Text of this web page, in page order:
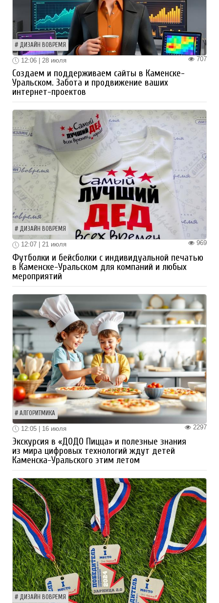
ДИЗАЙН ВОВРЕМЯ
707
12:06 | 28 июля
Создаем и поддерживаем сайты в Каменске-
Уральском. Забота и продвижение ваших
интернет-проектов
ДИЗАЙН ВОВРЕМЯ
969
12:07 | 21 июля
Футболки и бейсболки с индивидуальной печатью
в Каменске-Уральском для компаний и любых
мероприятий
АЛГОРИТМИКА
2297
12:05 | 16 июля
Экскурсия в «ДОДО Пицца» и полезные знания
из мира цифровых технологий ждут детей
Каменска-Уральского этим летом
ДИЗАЙН ВОВРЕМЯ